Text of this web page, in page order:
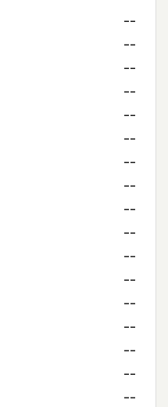
--
--
--
--
--
--
--
--
--
--
--
--
--
--
--
--
--